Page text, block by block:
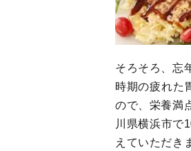
そろそろ、忘
時期の疲れた
ので、栄養満
川県横浜市で
えていただき